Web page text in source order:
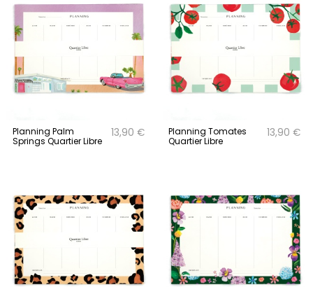
Planning Palm
Springs Quartier Libre
13,90 €
Planning Tomates
Quartier Libre
13,90 €